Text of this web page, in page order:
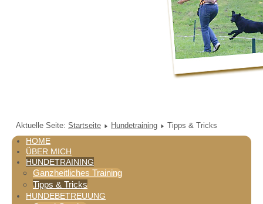
Aktuelle Seite: Startseite Hundetraining Tipps & Tricks
HOME
ÜBER MICH
HUNDETRAINING
Ganzheitliches Training
Tipps & Tricks
HUNDEBETREUUNG